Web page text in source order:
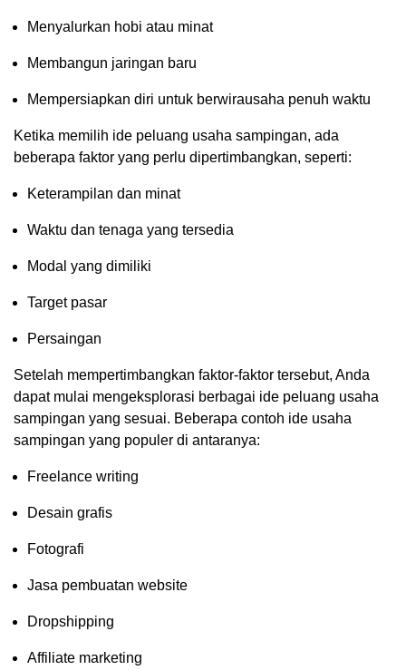
Menyalurkan hobi atau minat
Membangun jaringan baru
Mempersiapkan diri untuk berwirausaha penuh waktu
Ketika memilih ide peluang usaha sampingan, ada
beberapa faktor yang perlu dipertimbangkan, seperti:
Keterampilan dan minat
Waktu dan tenaga yang tersedia
Modal yang dimiliki
Target pasar
Persaingan
Setelah mempertimbangkan faktor-faktor tersebut, Anda
dapat mulai mengeksplorasi berbagai ide peluang usaha
sampingan yang sesuai. Beberapa contoh ide usaha
sampingan yang populer di antaranya:
Freelance writing
Desain grafis
Fotografi
Jasa pembuatan website
Dropshipping
Affiliate marketing